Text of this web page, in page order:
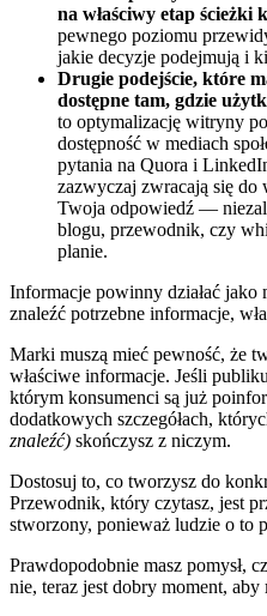
na właściwy etap ścieżki
pewnego poziomu
jakie decyzje podejmują i
Drugie podejście, które
dostępne tam, gdzie
to optymalizację witryny
dostępność w mediach
pytania na Quora i
zazwyczaj zwracają się
Twoja odpowiedź —
blogu, przewodnik, czy
planie.
Informacje powinny działać jako
znaleźć potrzebne informacje,
Marki muszą mieć pewność, że
właściwe informacje. Jeśli
którym konsumenci są już
dodatkowych szczegółach,
znaleźć) skończysz z niczym.
Dostosuj to, co tworzysz do
Przewodnik, który czytasz, jest
stworzony, ponieważ ludzie o to
Prawdopodobnie masz pomysł,
nie, teraz jest dobry moment, aby